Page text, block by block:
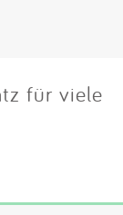
für viele